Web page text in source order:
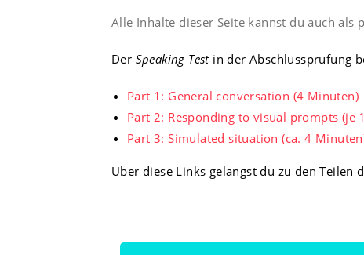
Alle Inhalte dieser Seite kannst du auch als
Der Speaking Testin der Abschlussprüfung
Part 1: General conversation (4 Minuten)
Part 2: Responding to visual prompts
Part 3: Simulated situation (ca. 4
Über diese Links gelangst du zu den Teilen